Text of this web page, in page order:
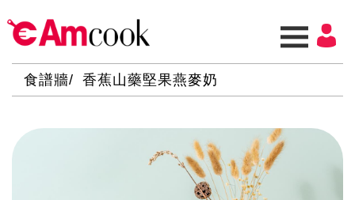
食譜牆 香蕉山藥堅果燕麥奶